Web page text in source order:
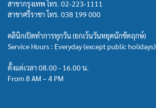
สาขากรุงเทพ โทร. 02-223-1111
สาขาศรีราชา โทร. 038 199 000
คลินิกเปิดทำการทุกวัน (ยกเว้นวันหยุดนักขัตฤกษ์)
Service Hours : Everyday (except public holidays)
ตั้งแต่เวลา 08.00 - 16.00 น.
From 8 AM – 4 PM